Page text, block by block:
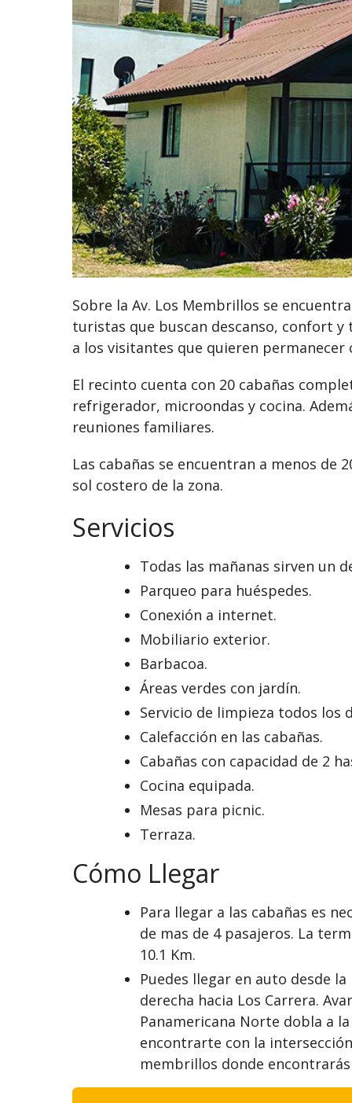
Sobre la Av. Los Membrillos se
turistas que buscan descanso, confort
a los visitantes que quieren permanecer
El recinto cuenta con 20 cabañas
refrigerador, microondas y cocina.
reuniones familiares.
Las cabañas se encuentran a menos de
sol costero de la zona.
Servicios
Todas las mañanas sirven un
Parqueo para huéspedes.
Conexión a internet.
Mobiliario exterior.
Barbacoa.
Áreas verdes con jardín.
Servicio de limpieza todos los
Calefacción en las cabañas.
Cabañas con capacidad de 2
Cocina equipada.
Mesas para picnic.
Terraza.
Cómo Llegar
Para llegar a las cabañas es
de mas de 4 pasajeros. La
10.1 Km.
Puedes llegar en auto desde
derecha hacia Los Carrera.
Panamericana Norte dobla a
encontrarte con la
membrillos donde